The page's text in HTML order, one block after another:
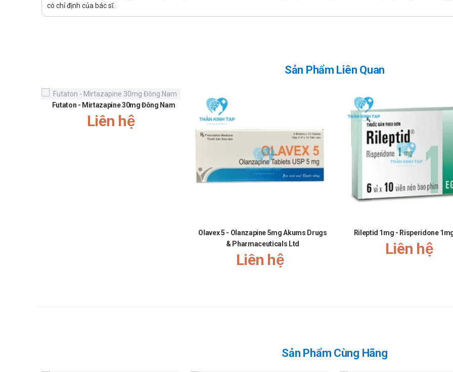
Phổ biến (>10%): tim đập nhanh, bồn chồn, loạn ngôn, triệu chứng ngoại tháp, giảm ý thức.
Điều trị triệu chứng, theo dõi nghiêm ngặt.
Chống chỉ định
Thuốc Zanobapine không được sử dụng trong các trường hợp:
Mẫn cảm với các chất cấu thành có trong thuốc Zanobapine 10mg.
Không dùng Zanobapine đường tiêm cho đối tượng: hạ áp nặng, nhồi máu cơ tim cấp, mới phẫu thuật tim, tim đập chậm.
Tác dụng phụ của thuốc Zanobapine 10mg Mepro Pharmaceuticals
Thuốc Zanobapine 10mg có ADR nhẹ và chỉ lướt qua: buồn ngủ, khó phát âm, quá mẫn, nổi nhọt, rối loạn nhịp tim, bí
Khi thấy hội chứng thần kinh ác tính nặng thêm, ngưng sử dụng Zanobapine ngay.
Thận trọng khi dùng Zanobapine 10mg cho bệnh nhân rối loạn huyết áp, người có bệnh về tim.
Thận trọng khi dùng Zanobapine 10mg cho bệnh nhân tiền sử động kinh.
có chỉ định của bác sĩ.
Sản Phẩm Liên Quan
Futaton - Mirtazapine 30mg Đông Nam
Liên hệ
Olavex 5 - Olanzapine 5mg Akums Drugs
& Pharmaceuticals Ltd
Liên hệ
Rileptid 1mg - Risperidone
Liên hệ
Sản Phẩm Cùng Hãng